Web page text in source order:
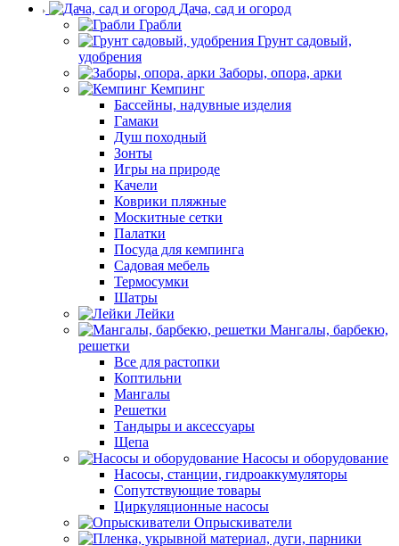
Дача, сад и огород
Грабли
Грунт садовый,
удобрения
Заборы, опора, арки
Кемпинг
Бассейны, надувные изделия
Гамаки
Душ походный
Зонты
Игры на природе
Качели
Коврики пляжные
Москитные сетки
Палатки
Посуда для кемпинга
Садовая мебель
Термосумки
Шатры
Лейки
Мангалы, барбекю,
решетки
Все для растопки
Коптильни
Мангалы
Решетки
Тандыры и аксессуары
Щепа
Насосы и оборудование
Насосы, станции, гидроаккумуляторы
Сопутствующие товары
Циркуляционные насосы
Опрыскиватели